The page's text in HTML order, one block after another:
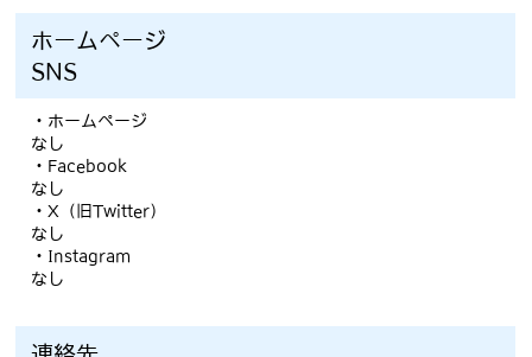
ホームページ
SNS
・ホームページ
なし
・Facebook
なし
・X（旧Twitter）
なし
・Instagram
なし